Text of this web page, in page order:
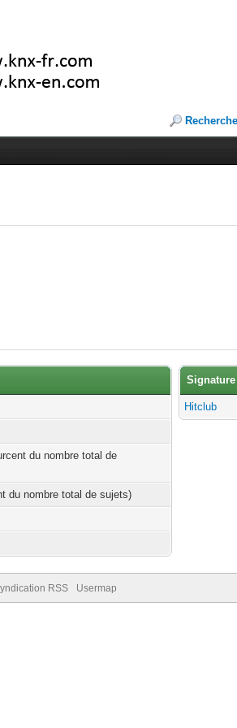
Recherche
du nombre total de
du nombre total de sujets)
Hitclub
RSS Usermap